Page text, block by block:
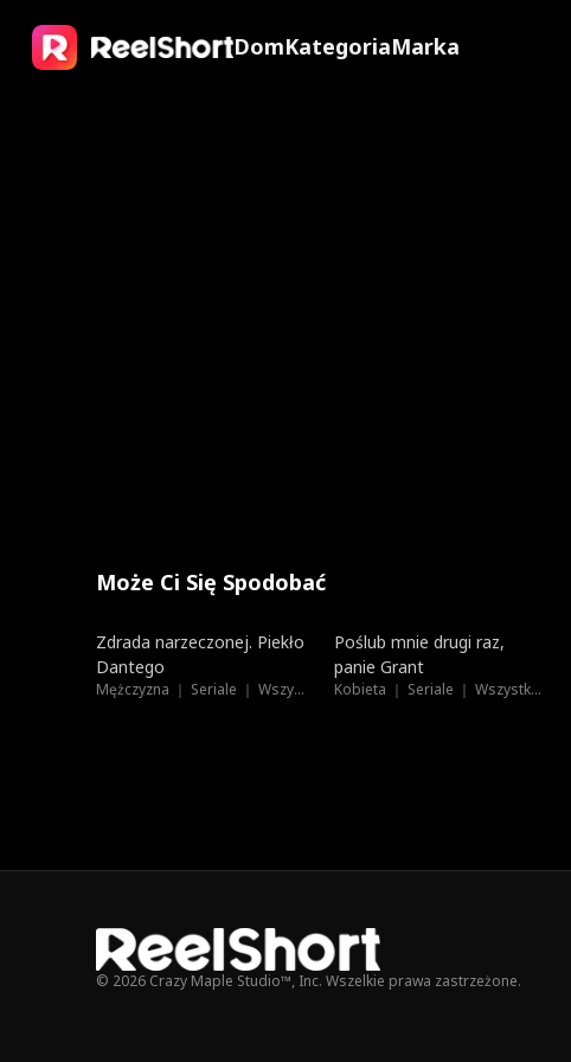
DomKategoriaMarka
Może Ci Się Spodobać
Dubbing
Zdrada narzeczonej. Piekło
Dantego
Mężczyzna ｜ Seriale ｜ Wszystkie Wiek
Nowe
Poślub mnie drugi raz,
panie Grant
Kobieta ｜ Seriale ｜ Wszystkie Wiek
© 2026 Crazy Maple Studio™, Inc. Wszelkie prawa zastrzeżone.